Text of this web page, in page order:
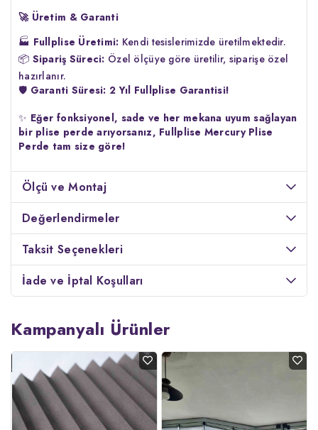
🚀Üretim & Garanti
🏭 Fullplise Üretimi: Kendi tesislerimizde üretilmektedir.
📦 Sipariş Süreci: Özel ölçüye göre üretilir, siparişe özel
hazırlanır.
🛡️ Garanti Süresi: 2 Yıl Fullplise Garantisi!
✨ Eğer fonksiyonel, sade ve her mekana uyum sağlayan
bir plise perde arıyorsanız, Fullplise Mercury Plise
Perde tam size göre!
Ölçü ve Montaj
Değerlendirmeler
Taksit Seçenekleri
İade ve İptal Koşulları
Kampanyalı Ürünler